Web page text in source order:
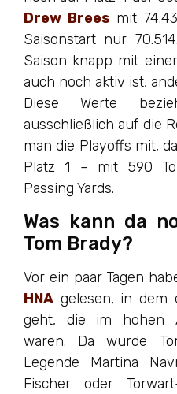
Drew Brees mit
Saisonstart nur
Saison knapp mit
auch noch aktiv ist,
Diese Werte
ausschließlich auf die
man die Playoffs mit,
Platz 1 – mit 590
Passing Yards.
Was kann da
Tom Brady?
Vor ein paar Tagen
HNA gelesen, in dem
geht, die im hohen
waren. Da wurde
Legende Martina
Fischer oder